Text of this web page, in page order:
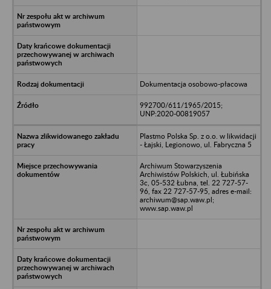
Dokumentacja osobowo-płacowa
992700/611/1965/2015;
UNP:2020-00819057
Plastmo Polska Sp. z o.o. w likwidacji
- Łajski, Legionowo, ul. Fabryczna 5
Archiwum Stowarzyszenia
Archiwistów Polskich, ul. Łubińska
3c, 05-532 Łubna, tel. 22 727-57-
96, fax 22 727-57-95, adres e-mail:
archiwum@sap.waw.pl;
www.sap.waw.pl